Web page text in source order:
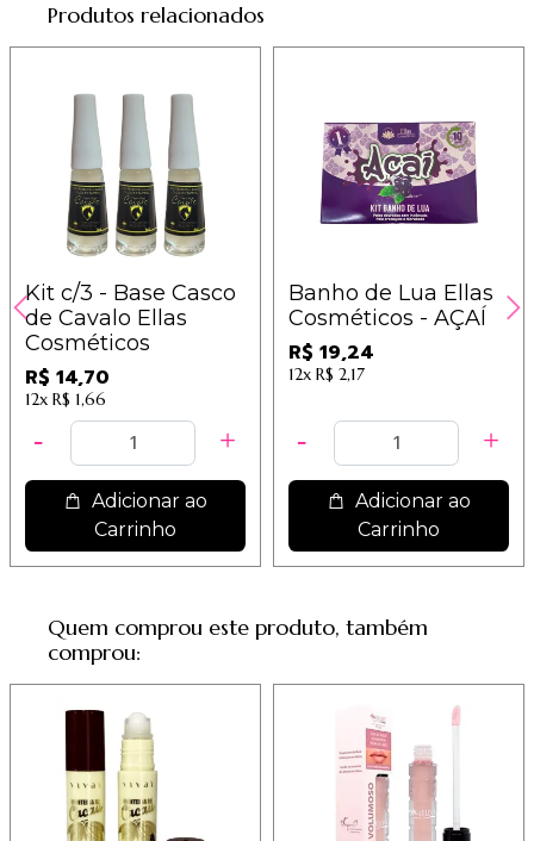
Produtos relacionados
Kit c/3 - Base Casco
de Cavalo Ellas
Cosméticos
R$ 14,70
12x R$ 1,66
Adicionar ao
Carrinho
Banho de Lua Ellas
Cosméticos - AÇAÍ
R$ 19,24
12x R$ 2,17
Adicionar ao
Carrinho
Quem comprou este produto, também
comprou: